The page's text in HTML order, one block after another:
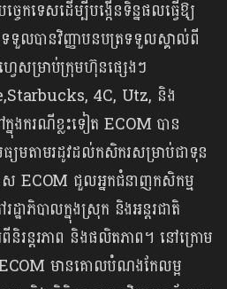
េកទេសដើម្បីបង្កើនទិន្នផលធ្វើឱ្យ
លបានវិញ្ញាបនបត្រទទួលស្គាល់ពី
េសម្រាប់ក្រុមហ៊ុនផ្សេងៗ
4C, Utz, និង
ងករណីខ្លះទៀត ECOM បាន
យមតាមរដូវដល់កសិករសម្រាប់ជាទុន
ECOM ជួលអ្នកជំនាញកសិកម្ម
ដ្ឋាភិបាលក្នុងស្រុក និងអន្តរជាតិ
រន្តរភាព និងផលិតភាព។ នៅក្រោម
មានគោលបំណងកែលម្អ